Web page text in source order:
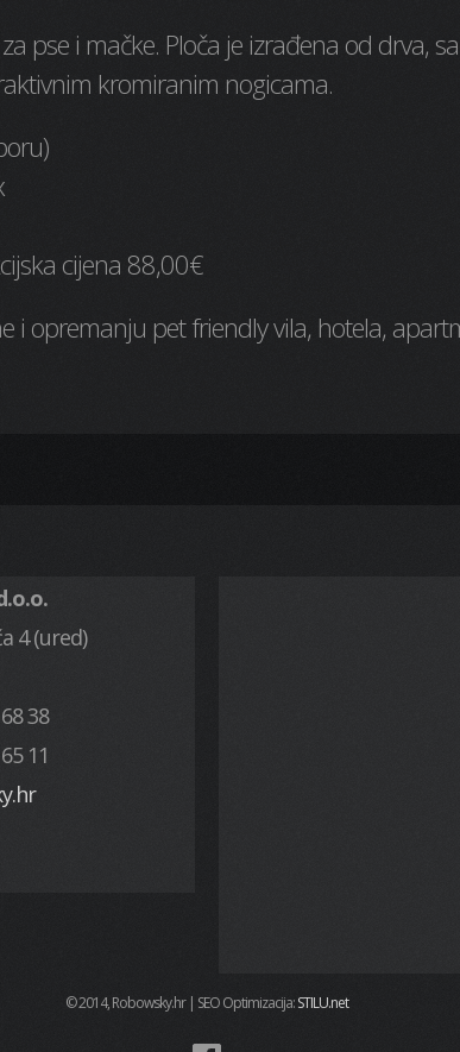
pse i mačke. Ploča je izrađena od drva,
kromiranim nogicama.
cijena 88,00€
i opremanju pet friendly vila, hotela,
4 (ured)
38
11
© 2014, Robowsky.hr | SEO Optimizacija:STILU.net